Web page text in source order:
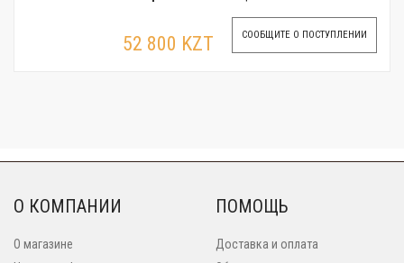
52 800 KZT СООБЩИТЕ О ПОСТУПЛЕНИИ
О КОМПАНИИ
О магазине
ПОМОЩЬ
Доставка и оплата